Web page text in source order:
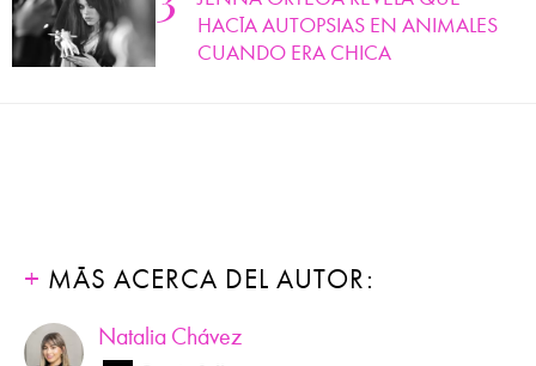
HACÍA AUTOPSIAS EN ANIMALES
CUANDO ERA CHICA
MÁS ACERCA DEL AUTOR:
Natalia Chávez